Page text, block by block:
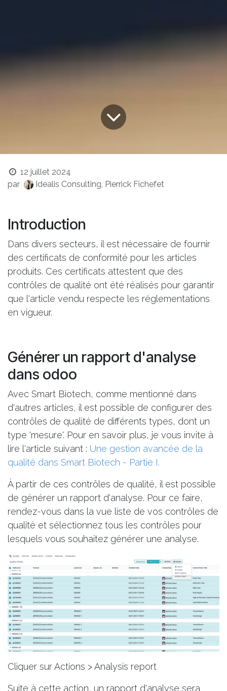
12 juillet 2024
par
Idealis Consulting, Pierrick Fichefet
Introduction
Dans divers secteurs, il est nécessaire de fournir
des certificats de conformité pour les articles
produits. Ces certificats attestent que des
contrôles de qualité ont été réalisés pour garantir
que l'article vendu respecte les réglementations
en vigueur.
Générer un rapport d'analyse
dans odoo
Avec Smart Biotech, comme mentionné dans
d'autres articles, il est possible de configurer des
contrôles de qualité de différents types, dont un
type 'mesure'. Pour en savoir plus, je vous invite à
lire l'article suivant : Une gestion avancée de la
qualité dans Smart Biotech - Partie I.
À partir de ces contrôles de qualité, il est possible
de générer un rapport d'analyse. Pour ce faire,
rendez-vous dans la vue liste de vos contrôles de
qualité et sélectionnez tous les contrôles pour
lesquels vous souhaitez générer une analyse.
Cliquer sur Actions > Analysis report
Suite à cette action, un rapport d'analyse sera